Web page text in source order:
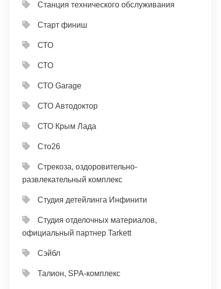
Станция технического обслуживания
Старт финиш
СТО
СТО
СТО Garage
СТО Автодоктор
СТО Крым Лада
Сто26
Стрекоза, оздоровительно-
развлекательный комплекс
Студия детейлинга Инфинити
Студия отделочных материалов,
официальный партнер Tarkett
Сэйбл
Талион, SPA-комплекс